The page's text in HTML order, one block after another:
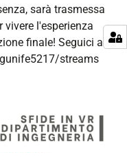
sarà trasmessa
vivere l'esperienza
finale! Seguici al
streams